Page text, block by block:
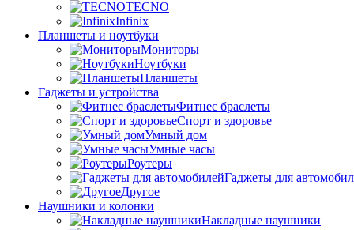
TECNO
Infinix
Планшеты и ноутбуки
Мониторы
Ноутбуки
Планшеты
Гаджеты и устройства
Фитнес браслеты
Спорт и здоровье
Умный дом
Умные часы
Роутеры
Гаджеты для
Другое
Наушники и колонки
Накладные наушники